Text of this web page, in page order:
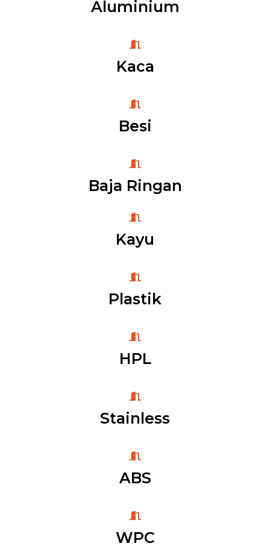
Aluminium
Kaca
Besi
Baja Ringan
Kayu
Plastik
HPL
Stainless
ABS
WPC